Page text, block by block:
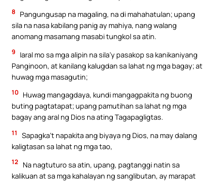
8
Pangungusap na magaling, na di mahahatulan; upang
sila na nasa kabilang panig ay mahiya, nang walang
anomang masamang masabi tungkol sa atin.
9
Iaral mo sa mga alipin na sila’y pasakop sa kanikaniyang
Panginoon, at kanilang kalugdan sa lahat ng mga bagay; at
huwag mga masagutin;
10 Huwag mangagdaya, kundi mangagpakita ng buong
buting pagtatapat; upang pamutihan sa lahat ng mga
bagay ang aral ng Dios na ating Tagapagligtas.
11
Sapagka’t napakita ang biyaya ng Dios, na may dalang
kaligtasan sa lahat ng mga tao,
12
Na nagtuturo sa atin, upang, pagtanggi natin sa
kalikuan at sa mga kahalayan ng sanglibutan, ay marapat